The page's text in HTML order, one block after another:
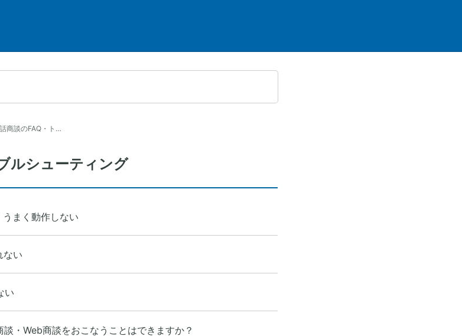
商談のFAQ・ト…
ルシューティング
まく動作しない
ない
い
・Web商談をおこなうことはできますか？